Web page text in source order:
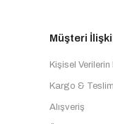
Müşteri
Kişisel
Kargo &
Alışveriş